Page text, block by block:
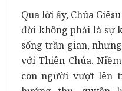
Qua lời ấy, Chúa
đời không phải là sự
sống trần gian,
với Thiên Chúa.
con người vượt lên